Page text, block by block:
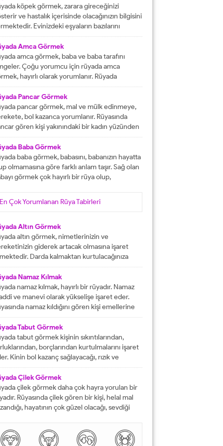
olmasına işaret etmektedir. İşlerinizin
gideceğini gösterirken, ömür boyu
olan konforlu bir hayatın varlığına delalet
Ağız tadınızı bozan faktörleri...
köpek görmek, zarara gireceğinizi
ve hastalık içerisinde olacağınızın bilgisini
Evinizdeki eşyaların bazılarını
delalet etmektedir. Kuvvetsiz
durumun içerisinde kalacağınızın ve rahatsızlık
olacağınızın haberini vermektedir.
dönemlerin içerisinde olacağınızın
verir ve kendinizi başarısız
işaret olacaktır. Diğer yandan ise
yapacak olan kişilerden dolayı başınızın...
Amca Görmek
amca görmek, baba ve baba tarafını
Çoğu yorumcu için rüyada amca
hayırlı olarak yorumlanır. Rüyada
gören kişi, kısa süre içerisinde
çözüp, huzura kavuşacak demektir.
bu rüyayı gören kişinin sağlık sıkıntıları varsa,
çözüme ulaşacak olarak yorumlanır. İşsiz
kişinin bu rüyayı görmesi hayırlı iş
Pancar Görmek
pancar görmek, mal ve mülk edinmeye,
bol kazanca yorumlanır. Rüyasında
gören kişi yakınındaki bir kadın yüzünden
düşebilir, acı haber alabilir, başına gelecek
üzüntüye ve kedere tabir edilebilir. Bekar
rüyasında pancar görürse, yakın zamanda
yada evlenir. Evli birisinin gördüğü
rüyası, eşiyle kavgaya yada ayrılığa...
Baba Görmek
baba görmek, babasını, babanızın hayatta
olmamasına göre farklı anlam taşır. Sağ olan
görmek çok hayırlı bir rüya olup,
veren veren en değerli varlıklar, kişinin
etmiş ise ihtiyacı olanlara yardım etmesi
En Çok Yorumlanan Rüya Tabirleri
Altın Görmek
altın görmek, nimetlerinizin ve
giderek artacak olmasına işaret
Darda kalmaktan kurtulacağınıza
eder ve engelleri yok edeceğinizi
İyi bir hayata sahip olmanızın
tüm pürüzlerin yok olacağını işaret
Emeklerinizin heba olmayacağını
rüyalardan birisi şeklinde
Rüyada altın bileklik görmek,
giderek artacak olmasına delalet
Namaz Kılmak
namaz kılmak, hayırlı bir rüyadır. Namaz
ve manevi olarak yükselişe işaret eder.
namaz kıldığını gören kişi emellerine
zamanda ulaşır. Namaz, rüya da olsa kişinin
güçleneceğini ve Allah tarafından
bir kişi olduğunu gösterir. Rüyalarımızda
çoğunlukla gerçek hayatla birebir
Rüyalarımızda...
Tabut Görmek
tabut görmek kişinin sıkıntılarından,
borçlarından kurtulmalarını işaret
Kinin bol kazanç sağlayacağı, rızık ve
anlamına gelir. Rüya sırasında tabut
aynı zaman da kişinin bahtının ve
kapanmış olduğunu ifade eder. Rüyada
görmek aynı zamanda kişinin yol hazırlığına
anlamına gelir....
Çilek Görmek
çilek görmek daha çok hayra yorulan bir
Rüyasında çilek gören bir kişi, helal mal
hayatının çok güzel olacağı, sevdiği
çoğunlukla aşkı ve tutkuyu da delalet eder.